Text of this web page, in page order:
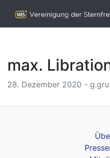
max.
28. Dezember 2020 -